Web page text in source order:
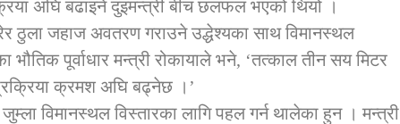
अघि बढाइने दुइमन्त्री बीच छलफल भएको थियो ।
ठुला जहाज अवतरण गराउने उद्धेश्यका साथ विमानस्थल
भौतिक पूर्वाधार मन्त्री रोकायाले भने, ‘तत्काल तीन सय मिटर
प्रक्रिया क्रमश अघि बढ्नेछ ।’
जुम्ला विमानस्थल विस्तारका लागि पहल गर्न थालेका हुन । मन्त्री